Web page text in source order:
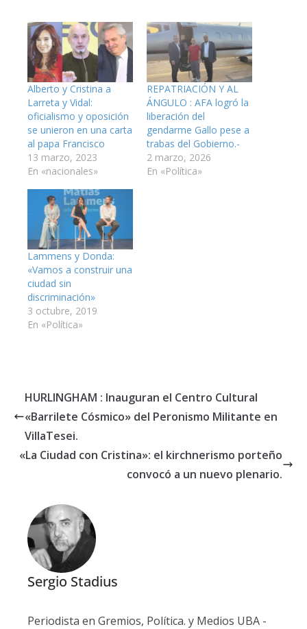
Alberto y Cristina a
Larreta y Vidal:
oficialismo y oposición
se unieron en una carta
al papa Francisco
13 marzo, 2023
En «nacionales»
REPATRIACIÓN Y AL
ÁNGULO : AFA logró la
liberación del
gendarme Gallo pese a
trabas del Gobierno.-
2 marzo, 2026
En «Política»
Lammens y Donda:
«Vamos a construir una
ciudad sin
discriminación»
3 octubre, 2019
En «Política»
HURLINGHAM : Inauguran el Centro Cultural
«Barrilete Cósmico» del Peronismo Militante en
VillaTesei.
«La Ciudad con Cristina»: el kirchnerismo porteño
convocó a un nuevo plenario.
Sergio Stadius
Periodista en Gremios, Política. y Medios UBA -